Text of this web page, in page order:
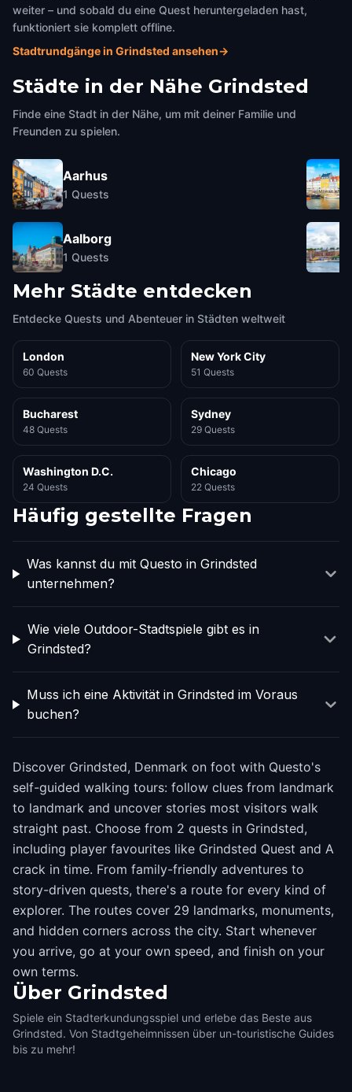
weiter – und sobald du eine Quest heruntergeladen hast,
funktioniert sie komplett offline.
Stadtrundgänge in Grindsted ansehen→
Städte in der Nähe Grindsted
Finde eine Stadt in der Nähe, um mit deiner Familie und
Freunden zu spielen.
Aarhus
1 Quests
Aalborg
1 Quests
Mehr Städte entdecken
Entdecke Quests und Abenteuer in Städten weltweit
London
60 Quests
New York City
51 Quests
Bucharest
48 Quests
Sydney
29 Quests
Washington D.C.
24 Quests
Chicago
22 Quests
Häufig gestellte Fragen
Was kannst du mit Questo in Grindsted
unternehmen?
Wie viele Outdoor-Stadtspiele gibt es in
Grindsted?
Muss ich eine Aktivität in Grindsted im Voraus
buchen?
Discover Grindsted, Denmark on foot with Questo's
self-guided walking tours: follow clues from landmark
to landmark and uncover stories most visitors walk
straight past. Choose from 2 quests in Grindsted,
including player favourites like Grindsted Quest and A
crack in time. From family-friendly adventures to
story-driven quests, there's a route for every kind of
explorer. The routes cover 29 landmarks, monuments,
and hidden corners across the city. Start whenever
you arrive, go at your own speed, and finish on your
own terms.
Über Grindsted
Spiele ein Stadterkundungsspiel und erlebe das Beste aus
Grindsted. Von Stadtgeheimnissen über un-touristische Guides
bis zu mehr!